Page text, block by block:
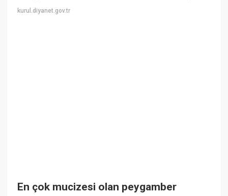
kurul.diyanet.gov.tr
En çok mucizesi olan peygamber